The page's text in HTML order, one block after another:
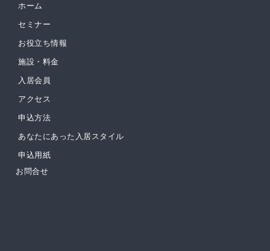
ホーム
セミナー
お役立ち情報
施設・料金
入居会員
アクセス
申込方法
あなたにあった入居スタイル
申込用紙
お問合せ